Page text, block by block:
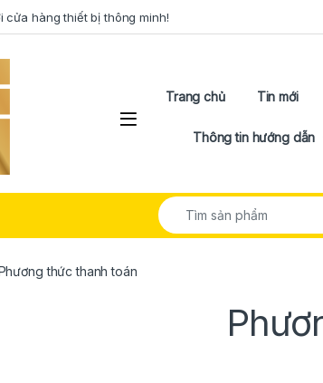
cửa hàng thiết bị thông minh!
Open
Trang chủ Tin mới
Thông tin hướng dẫn
Search for:
thức thanh toán